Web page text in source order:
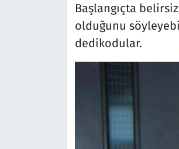
Başlangıçta
olduğunu
dedikodular.